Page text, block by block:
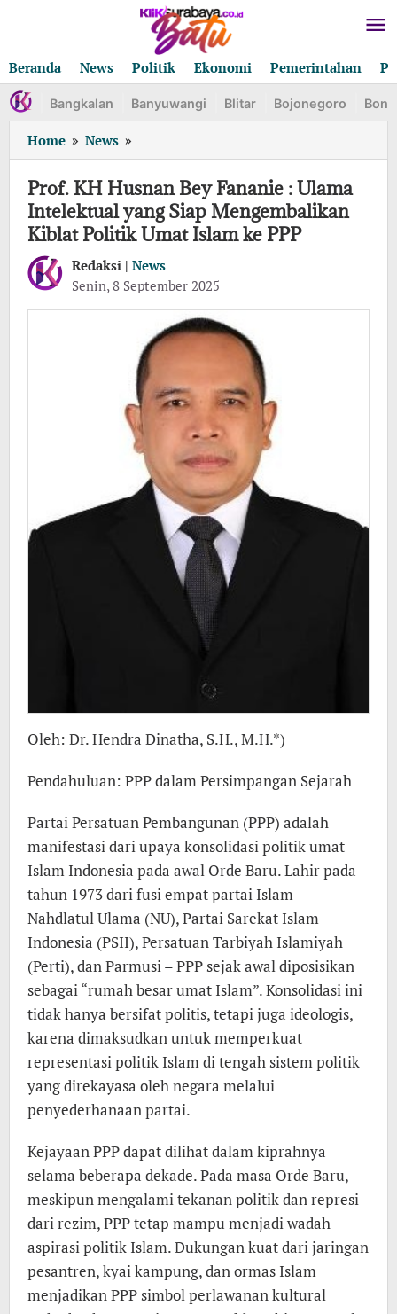
Beranda
News Politik Ekonomi Pemerintahan
Bangkalan Banyuwangi Blitar Bojonegoro
Home » News »
KH
Husnan
Bey
Fananie
:
Ulama
Intelektual
yang
Siap
Mengembalikan
Kiblat
Politik
Umat
Islam
ke
PPP
Prof. KH Husnan Bey Fananie : Ulama
Intelektual yang Siap Mengembalikan
Kiblat Politik Umat Islam ke PPP
Redaksi | News
Senin, 8 September 2025
Oleh: Dr. Hendra Dinatha, S.H., M.H.*)
Pendahuluan: PPP dalam Persimpangan Sejarah
Partai Persatuan Pembangunan (PPP) adalah
manifestasi dari upaya konsolidasi politik umat
Islam Indonesia pada awal Orde Baru. Lahir pada
tahun 1973 dari fusi empat partai Islam –
Nahdlatul Ulama (NU), Partai Sarekat Islam
Indonesia (PSII), Persatuan Tarbiyah Islamiyah
(Perti), dan Parmusi – PPP sejak awal diposisikan
sebagai “rumah besar umat Islam”. Konsolidasi ini
tidak hanya bersifat politis, tetapi juga ideologis,
karena dimaksudkan untuk memperkuat
representasi politik Islam di tengah sistem politik
yang direkayasa oleh negara melalui
penyederhanaan partai.
Kejayaan PPP dapat dilihat dalam kiprahnya
selama beberapa dekade. Pada masa Orde Baru,
meskipun mengalami tekanan politik dan represi
dari rezim, PPP tetap mampu menjadi wadah
aspirasi politik Islam. Dukungan kuat dari jaringan
pesantren, kyai kampung, dan ormas Islam
menjadikan PPP simbol perlawanan kultural